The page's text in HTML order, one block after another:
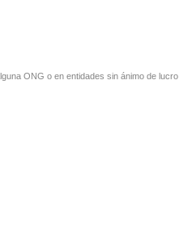
ONG o en entidades sin ánimo de lucro